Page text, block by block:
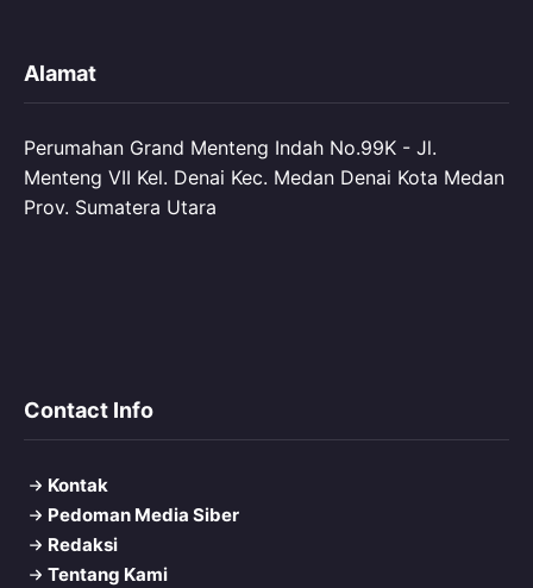
Alamat
Perumahan Grand Menteng Indah No.99K - Jl.
Menteng VII Kel. Denai Kec. Medan Denai Kota Medan
Prov. Sumatera Utara
Contact Info
Kontak
Pedoman Media Siber
Redaksi
Tentang Kami